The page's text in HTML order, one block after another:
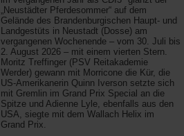
„Neustädter Pferdesommer“ auf dem
Gelände des Brandenburgischen Haupt- und
Landgestüts in Neustadt (Dosse) am
vergangenen Wochenende – vom 30. Juli bis
2. August 2026 – mit einem vierten Stern.
Moritz Treffinger (PSV Reitakademie
Werder) gewann mit Morricone die Kür, die
US-Amerikanerin Quinn Iverson setzte sich
mit Gremlin im Grand Prix Special an die
Spitze und Adienne Lyle, ebenfalls aus den
USA, siegte mit dem Wallach Helix im
Grand Prix.